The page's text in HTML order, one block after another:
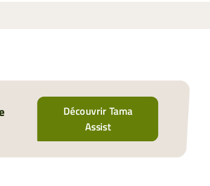
de liage des fourrages.
a message
Découvrir Tama
Assist